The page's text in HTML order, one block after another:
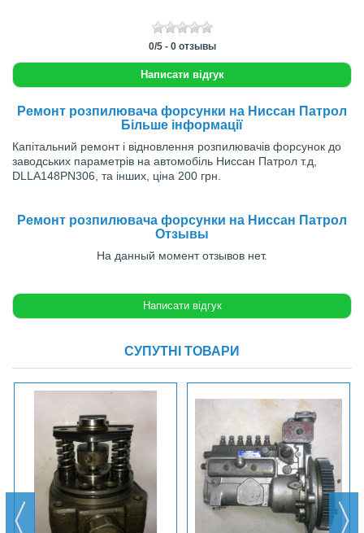
0/5- 0отзывы
Написати відгук
Ремонт розпилювача форсунки на Ниссан Патрол
Більше інформації
Капітальний ремонт і відновлення розпилювачів форсунок до
заводських параметрів на автомобіль Ниссан Патрол т.д
DLLA148PN306, та інших, ціна 200 грн.
Ремонт розпилювача форсунки на Ниссан Патрол
Отзывы
На данный момент отзывов нет.
СУПУТНІ ТОВАРИ